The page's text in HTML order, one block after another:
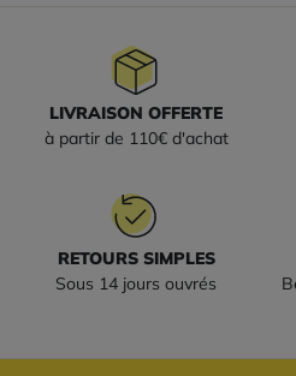
LIVRAISON OFFERTE
à partir de 110€ d'achat
RETOURS SIMPLES
Sous 14 jours ouvrés